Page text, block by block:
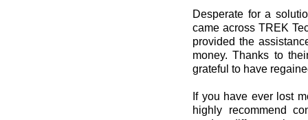
Desperate for a
came across TREK
provided the
money. Thanks to
grateful to have
If you have ever lost
highly recommend